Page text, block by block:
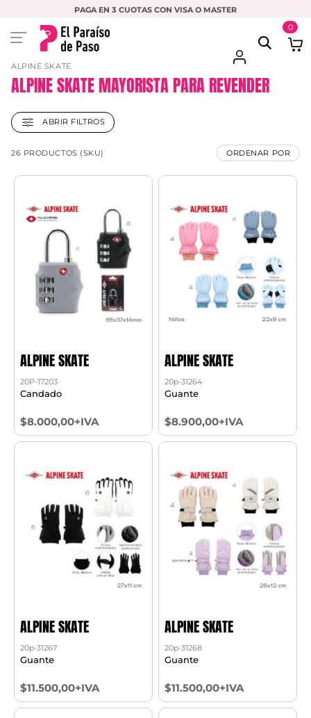
PAGA EN 3 CUOTAS CON VISA O MASTER
0
ALPINE SKATE
ALPINE SKATE MAYORISTA PARA REVENDER
ABRIR FILTROS
26 PRODUCTOS (SKU) ORDENAR POR
ALPINE SKATE
20P-17203
Candado
$8.000,00+IVA
ALPINE SKATE
20p-31264
Guante
$8.900,00+IVA
ALPINE SKATE
20p-31267
Guante
$11.500,00+IVA
ALPINE SKATE
20p-31268
Guante
$11.500,00+IVA